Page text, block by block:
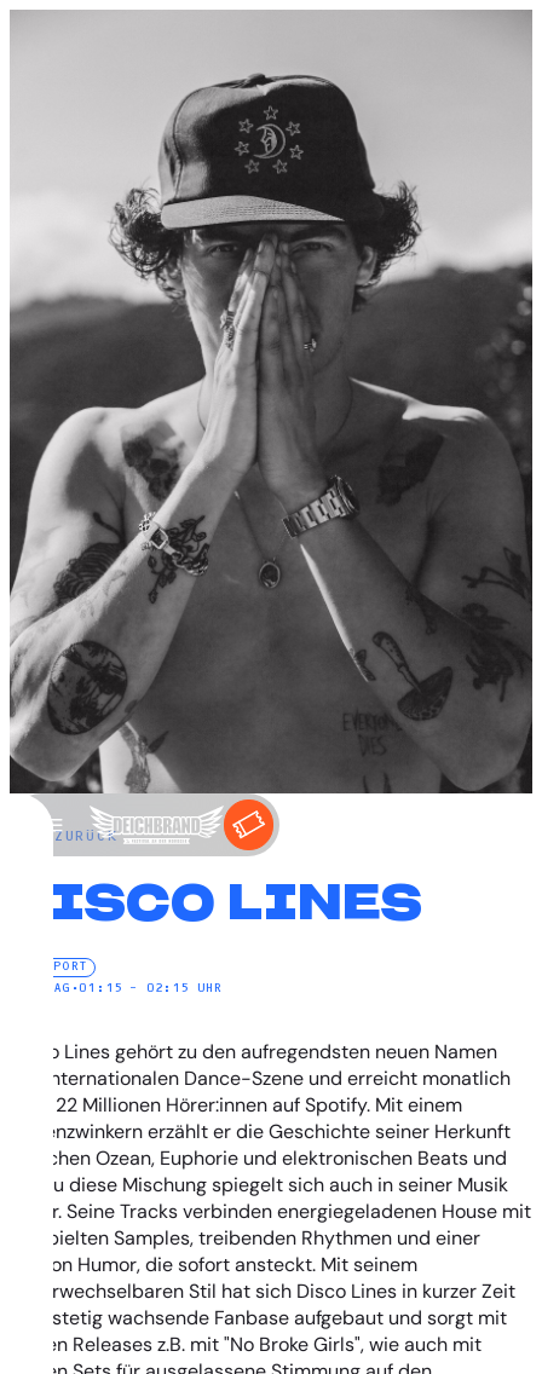
ZURÜCK
DISCO LINES
NEW PORT
SAMSTAG • 01:15 – 02:15 UHR
Disco Lines gehört zu den aufregendsten neuen Namen
der internationalen Dance-Szene und erreicht monatlich
über 22 Millionen Hörer:innen auf Spotify. Mit einem
Augenzwinkern erzählt er die Geschichte seiner Herkunft
zwischen Ozean, Euphorie und elektronischen Beats und
genau diese Mischung spiegelt sich auch in seiner Musik
wider. Seine Tracks verbinden energiegeladenen House mit
verspielten Samples, treibenden Rhythmen und einer
Portion Humor, die sofort ansteckt. Mit seinem
unverwechselbaren Stil hat sich Disco Lines in kurzer Zeit
eine stetig wachsende Fanbase aufgebaut und sorgt mit
seinen Releases z.B. mit "No Broke Girls", wie auch mit